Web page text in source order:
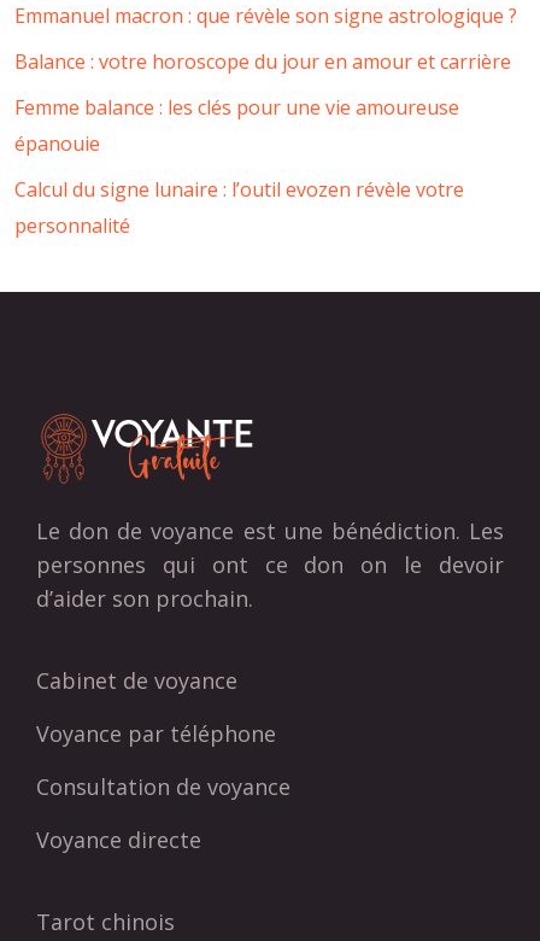
Emmanuel macron : que révèle son signe astrologique ?
Balance : votre horoscope du jour en amour et carrière
Femme balance : les clés pour une vie amoureuse
épanouie
Calcul du signe lunaire : l’outil evozen révèle votre
personnalité
Le don de voyance est une bénédiction. Les
personnes qui ont ce don on le devoir
d’aider son prochain.
Cabinet de voyance
Voyance par téléphone
Consultation de voyance
Voyance directe
Tarot chinois